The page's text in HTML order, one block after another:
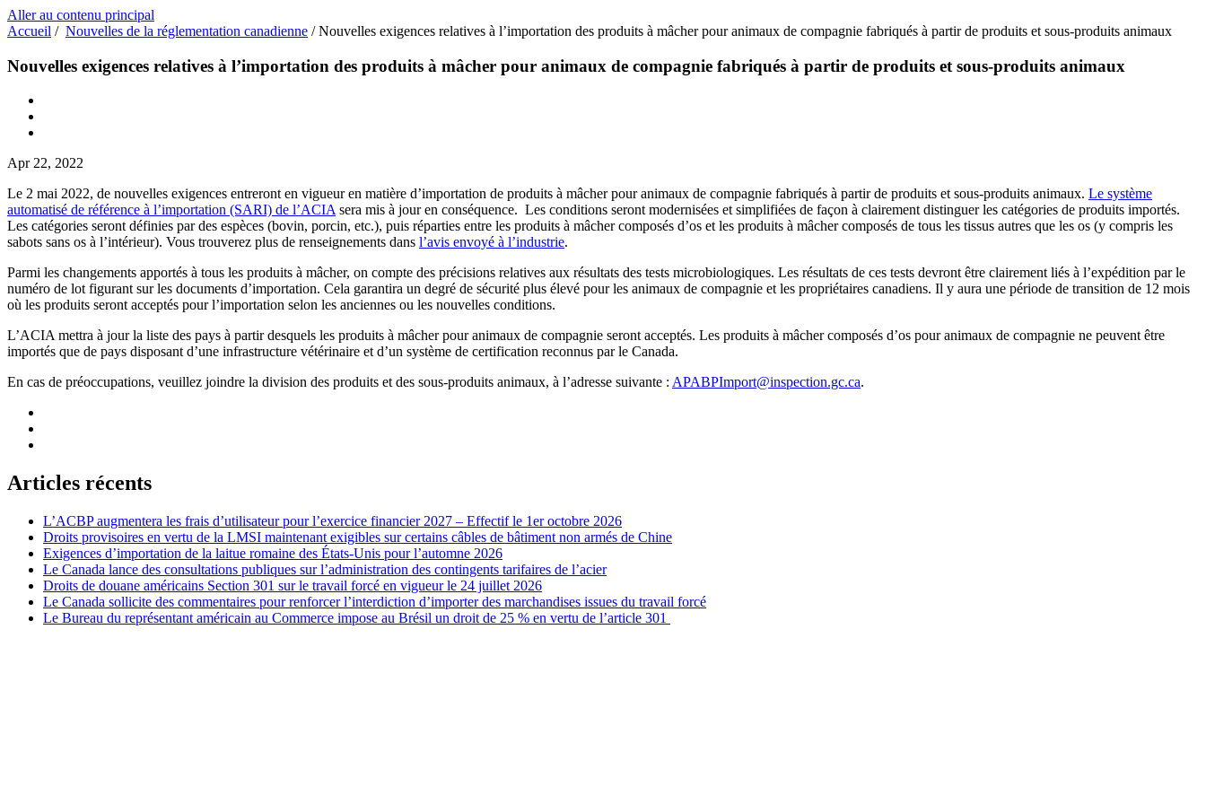
Aller au contenu principal
Accueil / Nouvelles de la réglementation canadienne /Nouvelles exigences relatives à l’importation des produits à mâcher pour animaux de compagnie fabriqués à partir de produits et sous-produits animaux
Nouvelles exigences relatives à l’importation des produits à mâcher pour animaux de compagnie fabriqués à partir de produits et sous-produits animaux
Apr 22, 2022
Le 2 mai 2022, de nouvelles exigences entreront en vigueur en matière d’importation de produits à mâcher pour animaux de compagnie fabriqués à partir de produits et sous-produits animaux. Le système
automatisé de référence à l’importation (SARI) de l’ACIAsera mis à jour en conséquence. Les conditions seront modernisées et simplifiées de façon à clairement distinguer les catégories de produits importés.
Les catégories seront définies par des espèces (bovin, porcin, etc.), puis réparties entre les produits à mâcher composés d’os et les produits à mâcher composés de tous les tissus autres que les os (y compris les
sabots sans os à l’intérieur). Vous trouverez plus de renseignements dans l’avis envoyé à l’industrie.
Parmi les changements apportés à tous les produits à mâcher, on compte des précisions relatives aux résultats des tests microbiologiques. Les résultats de ces tests devront être clairement liés à l’expédition par le
numéro de lot figurant sur les documents d’importation. Cela garantira un degré de sécurité plus élevé pour les animaux de compagnie et les propriétaires canadiens. Il y aura une période de transition de 12 mois
où les produits seront acceptés pour l’importation selon les anciennes ou les nouvelles conditions.
L’ACIA mettra à jour la liste des pays à partir desquels les produits à mâcher pour animaux de compagnie seront acceptés. Les produits à mâcher composés d’os pour animaux de compagnie ne peuvent être
importés que de pays disposant d’une infrastructure vétérinaire et d’un système de certification reconnus par le Canada.
En cas de préoccupations, veuillez joindre la division des produits et des sous-produits animaux, à l’adresse suivante : APABPImport@inspection.gc.ca.
Articles récents
L’ACBP augmentera les frais d’utilisateur pour l’exercice financier 2027 – Effectif le 1er octobre 2026
Droits provisoires en vertu de la LMSI maintenant exigibles sur certains câbles de bâtiment non armés de Chine
Exigences d’importation de la laitue romaine des États-Unis pour l’automne 2026
Le Canada lance des consultations publiques sur l’administration des contingents tarifaires de l’acier
Droits de douane américains Section 301 sur le travail forcé en vigueur le 24 juillet 2026
Le Canada sollicite des commentaires pour renforcer l’interdiction d’importer des marchandises issues du travail forcé
Le Bureau du représentant américain au Commerce impose au Brésil un droit de 25 % en vertu de l’article 301